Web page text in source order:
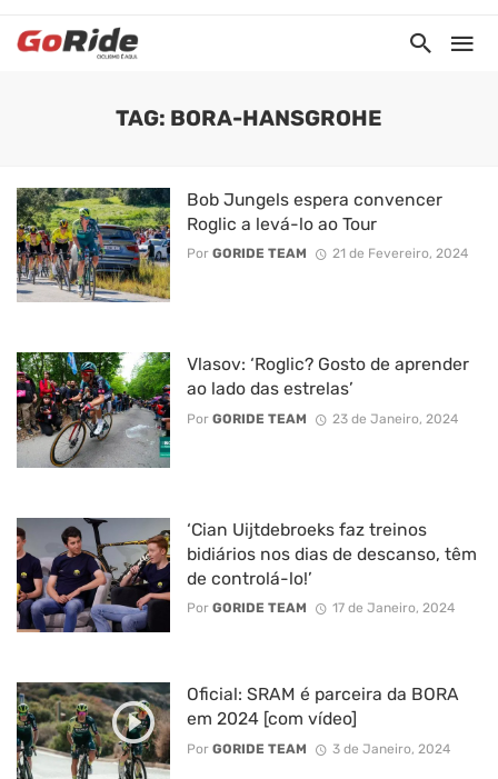
TAG: BORA-HANSGROHE
Bob Jungels espera convencer
Roglic a levá-lo ao Tour
Por GORIDE TEAM 21 de Fevereiro, 2024
Vlasov: ‘Roglic? Gosto de aprender
ao lado das estrelas’
Por GORIDE TEAM 23 de Janeiro, 2024
‘Cian Uijtdebroeks faz treinos
bidiários nos dias de descanso, têm
de controlá-lo!’
Por GORIDE TEAM 17 de Janeiro, 2024
Oficial: SRAM é parceira da BORA
em 2024 [com vídeo]
Por GORIDE TEAM 3 de Janeiro, 2024